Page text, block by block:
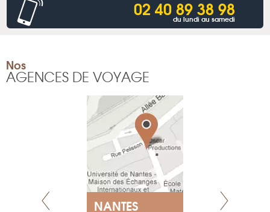
02 40 89 38 98
du lundi au samedi
Nos
AGENCES DE VOYAGE
NANTES